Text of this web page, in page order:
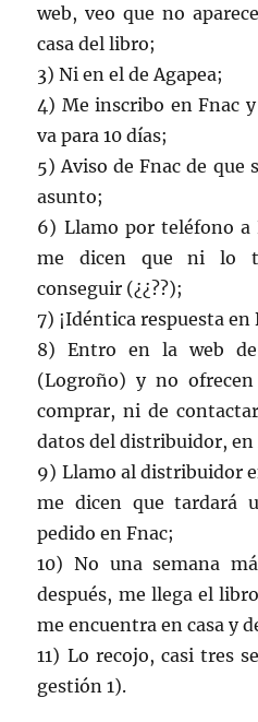
web, veo que no
casa del libro;
3) Ni en el de Agapea;
4) Me inscribo en Fnac
va para 10 días;
5) Aviso de Fnac de que
asunto;
6) Llamo por teléfono a
me dicen que ni lo
conseguir (¿¿??);
7) ¡Idéntica respuesta en
8) Entro en la web de
(Logroño) y no
comprar, ni de
datos del distribuidor,
9) Llamo al distribuidor
me dicen que tardará
pedido en Fnac;
10) No una semana
después, me llega el
me encuentra en casa y
11) Lo recojo, casi tres
gestión 1).